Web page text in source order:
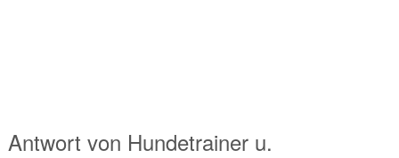
Antwort von Hundetrainer u.